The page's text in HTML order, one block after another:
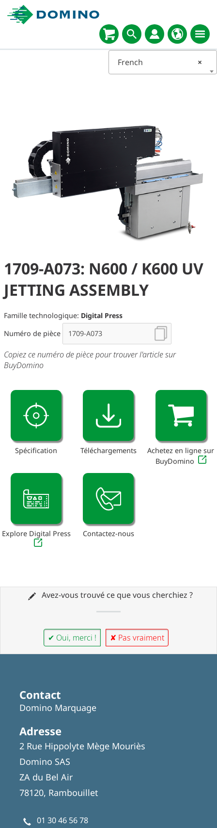
×
French
1709-A073: N600 / K600 UV
JETTING ASSEMBLY
Famille technologique: Digital Press
Numéro de pièce
Copiez ce numéro de pièce pour trouver l'article sur
BuyDomino
Spécification Téléchargements
Achetez en ligne sur
BuyDomino
Explore Digital Press Contactez-nous
Avez-vous trouvé ce que vous cherchiez ?
✔ Oui, merci ! ✘ Pas vraiment
Contact
Domino Marquage
Adresse
2 Rue Hippolyte Mège Mouriès
Domino SAS
ZA du Bel Air
78120, Rambouillet
01 30 46 56 78